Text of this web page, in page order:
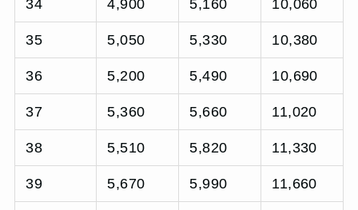
34 4,900 5,160 10,060
35 5,050 5,330 10,380
36 5,200 5,490 10,690
37 5,360 5,660 11,020
38 5,510 5,820 11,330
39 5,670 5,990 11,660